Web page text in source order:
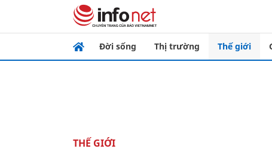
Đời sống Thị trường Thế giới
THẾ GIỚI